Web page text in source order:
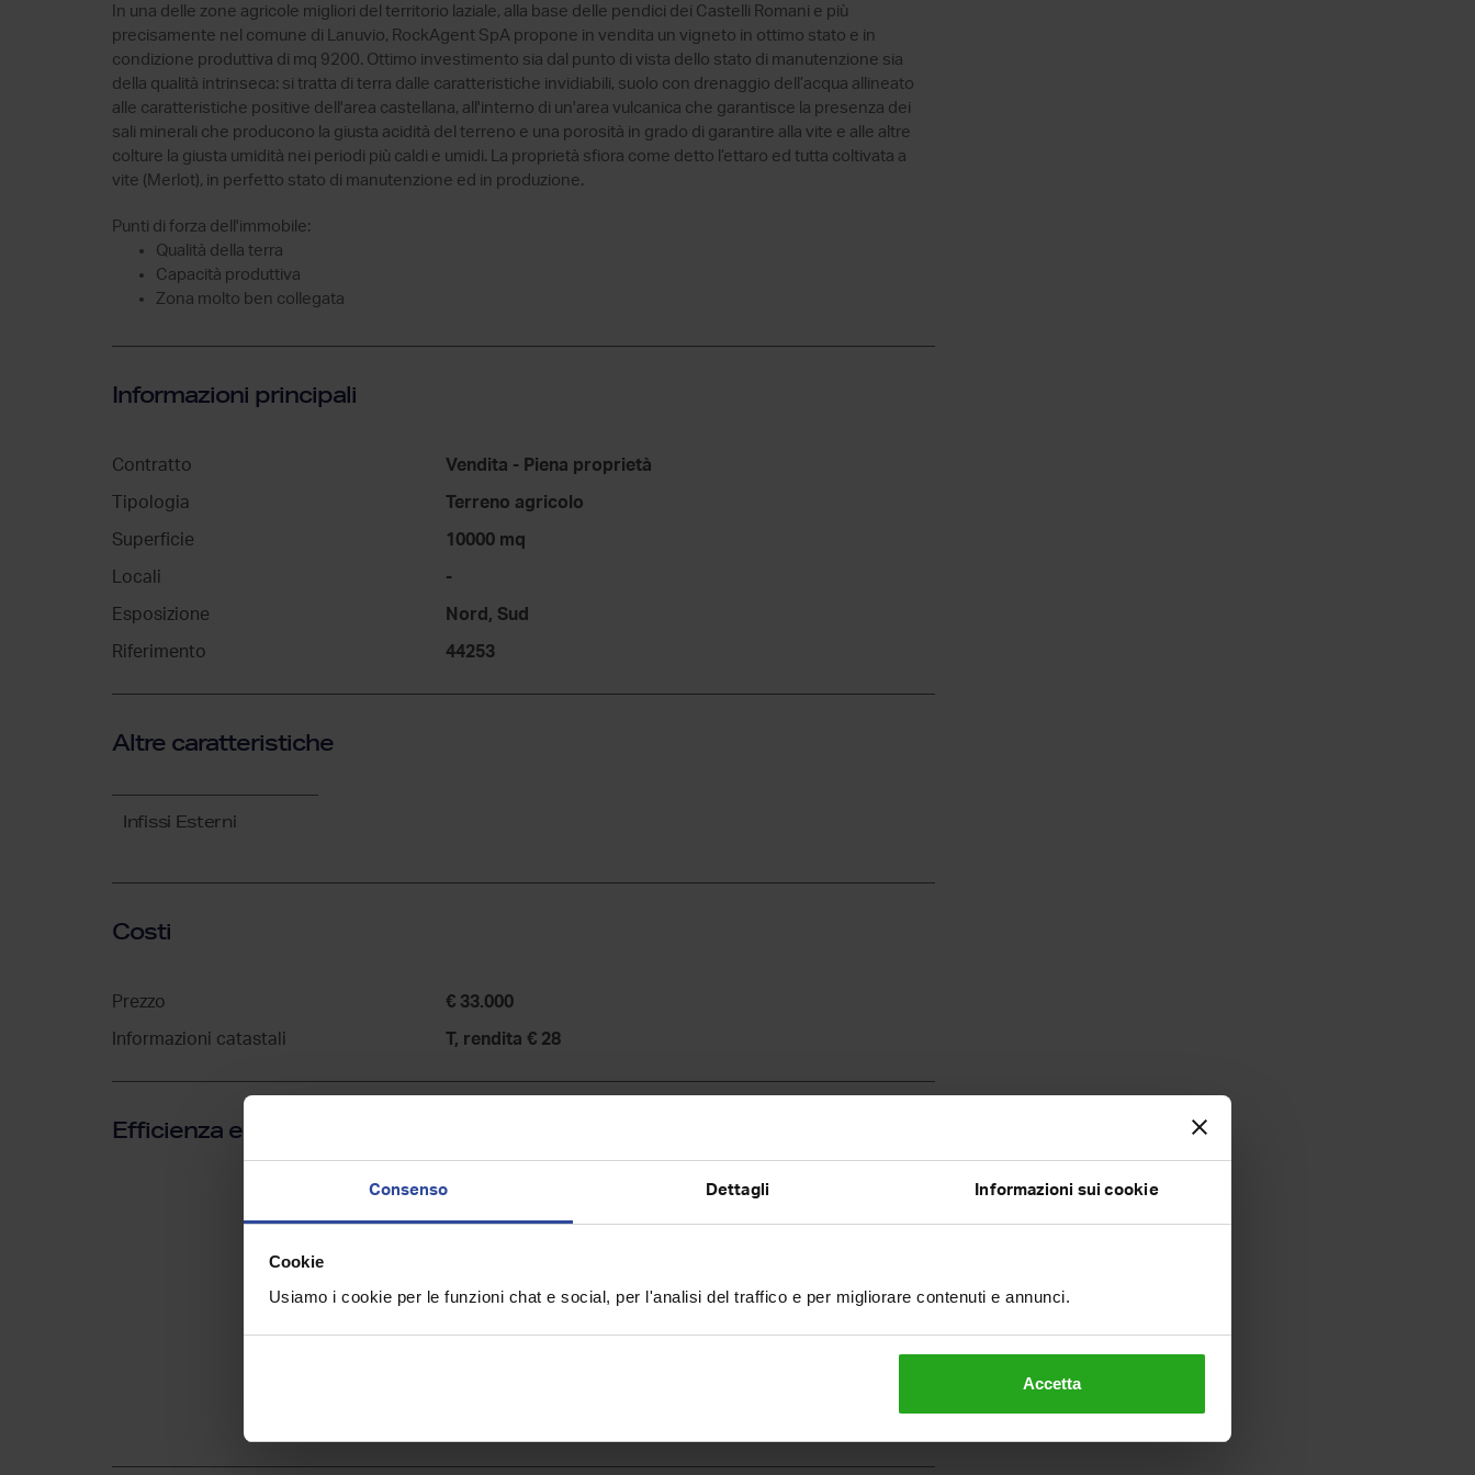
Consenso Dettagli Informazioni sui cookie
Cookie
Usiamo i cookie per le funzioni chat e social, per l'analisi del traffico e per migliorare contenuti e annunci.
Accetta
In una delle zone agricole migliori del territorio laziale, alla base delle pendici dei Castelli Romani e più
precisamente nel comune di Lanuvio, RockAgent SpA propone in vendita un vigneto in ottimo stato e in
condizione produttiva di mq 9200. Ottimo investimento sia dal punto di vista dello stato di manutenzione sia
della qualità intrinseca: si tratta di terra dalle caratteristiche invidiabili, suolo con drenaggio dell’acqua allineato
alle caratteristiche positive dell'area castellana, all'interno di un'area vulcanica che garantisce la presenza dei
sali minerali che producono la giusta acidità del terreno e una porosità in grado di garantire alla vite e alle altre
colture la giusta umidità nei periodi più caldi e umidi. La proprietà sfiora come detto l’ettaro ed tutta coltivata a
vite (Merlot), in perfetto stato di manutenzione ed in produzione.
Punti di forza dell'immobile:
Qualità della terra
Capacità produttiva
Zona molto ben collegata
Informazioni principali
Contratto Vendita - Piena proprietà
Tipologia Terreno agricolo
Superficie 10000 mq
Locali -
Esposizione Nord, Sud
Riferimento 44253
Altre caratteristiche
Infissi Esterni
Costi
Prezzo € 33.000
Informazioni catastali T, rendita € 28
Efficienza energetica
D